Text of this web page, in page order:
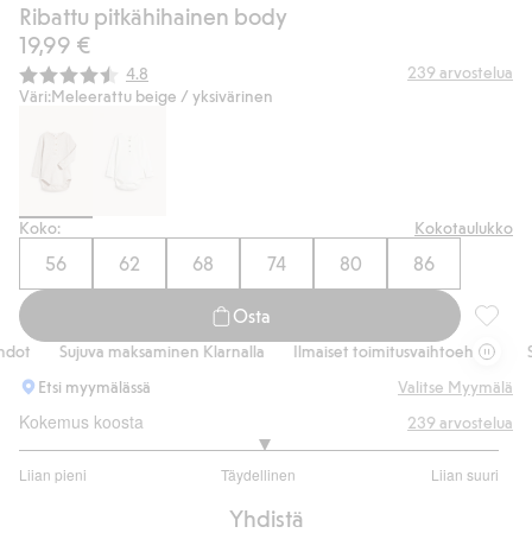
Ribattu pitkähihainen body
19,99 €
Keskimääräinen luokitus:
4.8 239 arvostelua
Väri:Meleerattu beige / yksivärinen
Koko: Kokotaulukko
56 62 68 74 80 86
Osta
Sujuva maksaminen Klarnalla Ilmaiset toimitusvaihtoehdot
Etsi myymälässä
Valitse Myymälä
Kokemus koosta
Liian pieni Täydellinen Liian suuri
/
239 arvostelua
Yhdistä